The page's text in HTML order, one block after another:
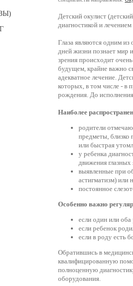
Детский окулист
диагностикой и
Глаза являются одним
дней жизни познает мир
зрения происходит
будущем, крайне важно
адекватное лечение.
которых, в том числе - в
рождения. До исполнения
Наиболее
родители
предметы, близко
или быстрая
у ребенка
движения глазных
выявленные при
астигматизм) или
постоянное
Особенно важно
если один или
если ребенок
если в роду есть
Обратившись в
квалифицированную
полноценную
оборудования.